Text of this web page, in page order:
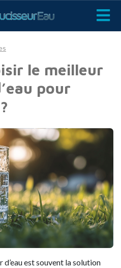
le meilleur
pour
d’eau est souvent la solution